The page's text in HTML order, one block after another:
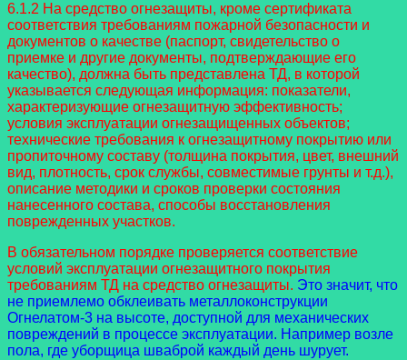
6.1.2 На средство огнезащиты, кроме сертификата
соответствия требованиям пожарной безопасности и
документов о качестве (паспорт, свидетельство о
приемке и другие документы, подтверждающие его
качество), должна быть представлена ТД, в которой
указывается следующая информация: показатели,
характеризующие огнезащитную эффективность;
условия эксплуатации огнезащищенных объектов;
технические требования к огнезащитному покрытию или
пропиточному составу (толщина покрытия, цвет, внешний
вид, плотность, срок службы, совместимые грунты и т.д.),
описание методики и сроков проверки состояния
нанесенного состава, способы восстановления
поврежденных участков.
В обязательном порядке проверяется соответствие
условий эксплуатации огнезащитного покрытия
требованиям ТД на средство огнезащиты. Это значит, что
не приемлемо обклеивать металлоконструкции
Огнелатом-3 на высоте, доступной для механических
повреждений в процессе эксплуатации. Например возле
пола, где уборщица шваброй каждый день шурует.